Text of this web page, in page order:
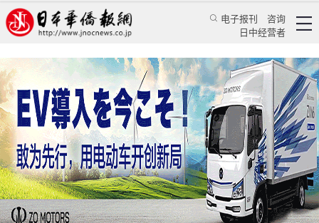
电子报刊
咨询
日中经营者
马云再度驰援日本 与二阶俊博同担风雨
张桐 华人新闻 文化风采
日本新华侨报 2020/5/1 17:26:15